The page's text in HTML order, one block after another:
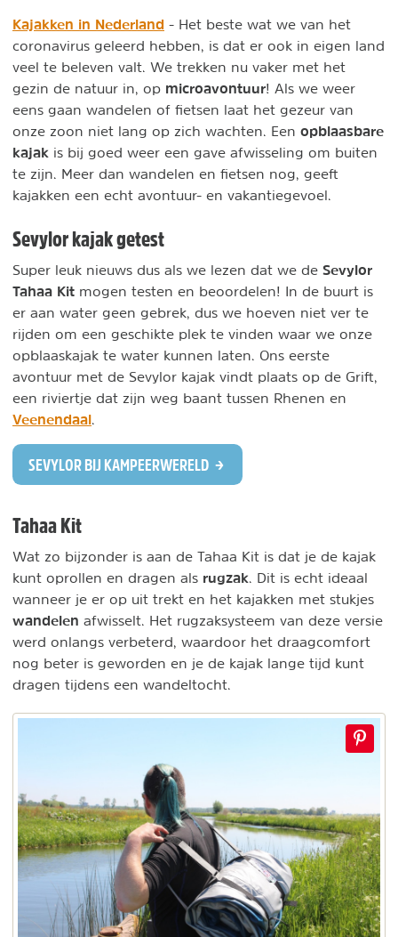
Kajakken in Nederland - Het beste wat we van het
coronavirus geleerd hebben, is dat er ook in eigen land
veel te beleven valt. We trekken nu vaker met het
gezin de natuur in, op microavontuur! Als we weer
eens gaan wandelen of fietsen laat het gezeur van
onze zoon niet lang op zich wachten. Een opblaasbare
kajak is bij goed weer een gave afwisseling om buiten
te zijn. Meer dan wandelen en fietsen nog, geeft
kajakken een echt avontuur- en vakantiegevoel.
Sevylor kajak getest
Super leuk nieuws dus als we lezen dat we de Sevylor
Tahaa Kit mogen testen en beoordelen! In de buurt is
er aan water geen gebrek, dus we hoeven niet ver te
rijden om een geschikte plek te vinden waar we onze
opblaaskajak te water kunnen laten. Ons eerste
avontuur met de Sevylor kajak vindt plaats op de Grift,
een riviertje dat zijn weg baant tussen Rhenen en
Veenendaal
SEVYLOR BIJ KAMPEERWERELD
Tahaa Kit
Wat zo bijzonder is aan de Tahaa Kit is dat je de kajak
kunt oprollen en dragen als rugzak . Dit is echt ideaal
wanneer je er op uit trekt en het kajakken met stukjes
wandelen afwisselt. Het rugzaksysteem van deze versie
werd onlangs verbeterd, waardoor het draagcomfort
nog beter is geworden en je de kajak lange tijd kunt
dragen tijdens een wandeltocht.